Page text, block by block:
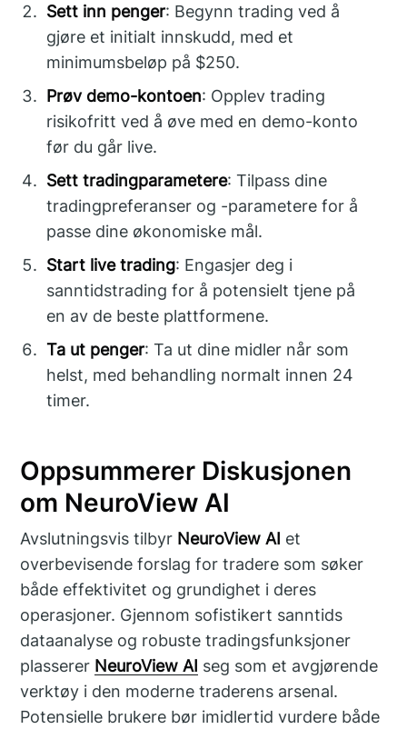
Sett inn penger: Begynn trading ved å
gjøre et initialt innskudd, med et
minimumsbeløp på $250.
Prøv demo-kontoen: Opplev trading
risikofritt ved å øve med en demo-konto
før du går live.
Sett tradingparametere: Tilpass dine
tradingpreferanser og -parametere for å
passe dine økonomiske mål.
Start live trading: Engasjer deg i
sanntidstrading for å potensielt tjene på
en av de beste plattformene.
Ta ut penger: Ta ut dine midler når som
helst, med behandling normalt innen 24
timer.
Oppsummerer Diskusjonen
om NeuroView AI
Avslutningsvis tilbyr NeuroView AI et
overbevisende forslag for tradere som søker
både effektivitet og grundighet i deres
operasjoner. Gjennom sofistikert sanntids
dataanalyse og robuste tradingsfunksjoner
plasserer NeuroView AI seg som et avgjørende
verktøy i den moderne traderens arsenal.
Potensielle brukere bør imidlertid vurdere både